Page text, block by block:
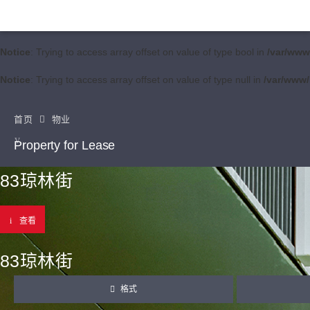
Notice: Trying to access array offset on value of type bool in /var/
Notice: Trying to access array offset on value of type null in /var/
首页 物业
Property for Lease
83琼林街
查看
83琼林街
格式